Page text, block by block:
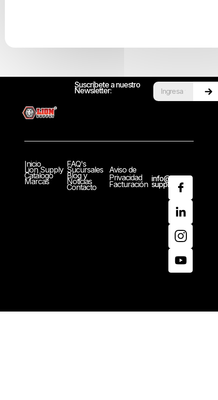
Suscríbete a nuestro
Newsletter:
Inicio
Lion Supply
Catálogo
Marcas
FAQ's
Sucursales
Blog y
Noticias
Contacto
Aviso de
Privacidad
Facturación
info@lion-
supply.com